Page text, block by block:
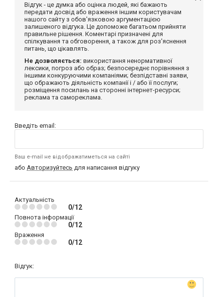
Відгук - це думка або оцінка людей, які бажають
передати досвід або враження іншим користувачам
нашого сайту з обов'язковою аргументацією
залишеного відгука. Це допоможе багатьом прийняти
правильне рішення. Коментарі призначені для
спілкування та обговорення, а також для роз'яснення
питань, що цікавлять.
Не дозволяється: використання ненормативної
лексики, погроз або образ; безпосереднє порівняння з
іншими конкуруючими компаніями; безпідставні заяви,
що ображають діяльність компанії і / або її послуги;
розміщення посилань на сторонні інтернет-ресурси;
реклама та самореклама.
Введіть email:
Ваш e-mail не відображатиметься на сайті
або Авторизуйтесь для написання відгуку
Актуальність
0/12
Повнота інформації
0/12
Враження
0/12
Відгук: